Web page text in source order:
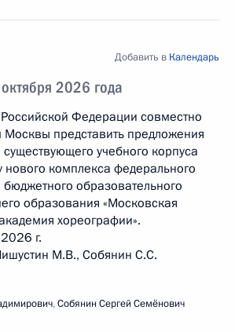
2026 года
Добавить в Календарь
Федерации совместно
Москвы представить предложения
учебного корпуса
нового комплекса федерального
бюджетного образовательного
образования «Московская
хореографии».
г.
М.В., Собянин С.С.
,Собянин Сергей Семёнович